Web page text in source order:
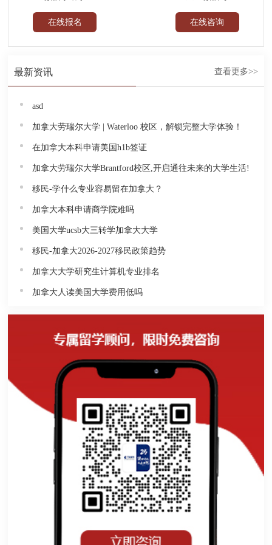
在线报名 在线咨询
最新资讯 查看更多>>
asd
加拿大劳瑞尔大学 | Waterloo 校区，解锁完整大学体验！
在加拿大本科申请美国h1b签证
加拿大劳瑞尔大学Brantford校区,开启通往未来的大学生活!
移民-学什么专业容易留在加拿大？
加拿大本科申请商学院难吗
美国大学ucsb大三转学加拿大大学
移民-加拿大2026-2027移民政策趋势
加拿大大学研究生计算机专业排名
加拿大人读美国大学费用低吗